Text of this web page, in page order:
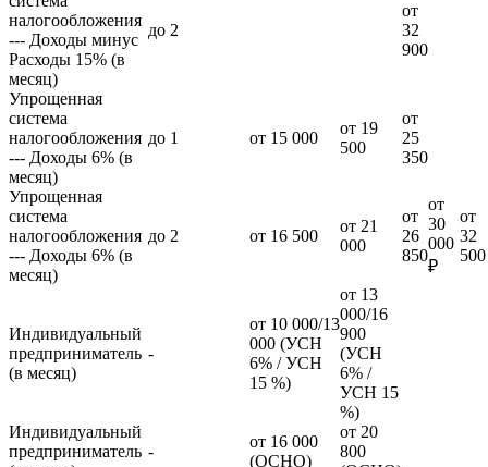
налогообложения
--- Доходы минус
Расходы 15% (в
месяц)
до 2
от
32
900
Упрощенная
система
налогообложения
--- Доходы 6% (в
месяц)
до 1 от 15 000
от 19
500
от
25
350
Упрощенная
система
налогообложения
--- Доходы 6% (в
месяц)
до 2 от 16 500
от 21
000
от
26
850
от
30
000
₽
от
32
500
Индивидуальный
предприниматель
(в месяц)
-
от 10 000/13
000 (УСН
6% / УСН
15 %)
от 13
000/16
900
(УСН
6% /
УСН 15
%)
Индивидуальный
предприниматель -
от 16 000
(ОСНО)
от 20
800